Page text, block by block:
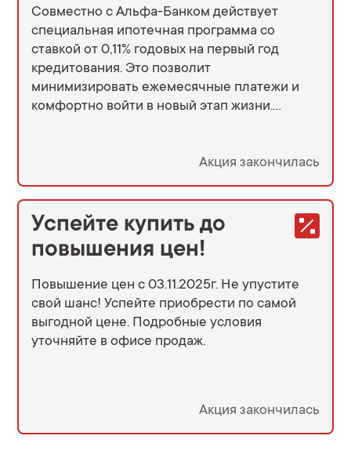
Совместно с Альфа-Банком действует
специальная ипотечная программа со
ставкой от 0,11% годовых на первый год
кредитования. Это позволит
минимизировать ежемесячные платежи и
комфортно войти в новый этап жизни.
дождаться снижения рыночных ставок,
чтобы затем воспользоваться
рефинансированием на ещё более
выгодных условиях. Условия программы:
первый взнос — от 20,1%; срок кредита — до
30 лет; действует как для строящихся, так и
для готовых корпусов. Такая ставка — редкая
возможность, которая делает решение о
покупке особенно выгодным именно сейчас.
Подробности и все условия кредита (займа)
можно уточнить в отделе продаж по
Акция закончилась
Успейте купить до
повышения цен!
Повышение цен с 03.11.2025г. Не упустите
свой шанс! Успейте приобрести по самой
выгодной цене. Подробные условия
уточняйте в офисе продаж.
Акция закончилась